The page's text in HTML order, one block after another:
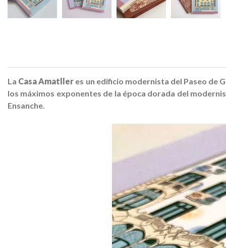
La Casa Amatller es un edificio modernista del Paseo de
los máximos exponentes de la época dorada del
Ensanche.